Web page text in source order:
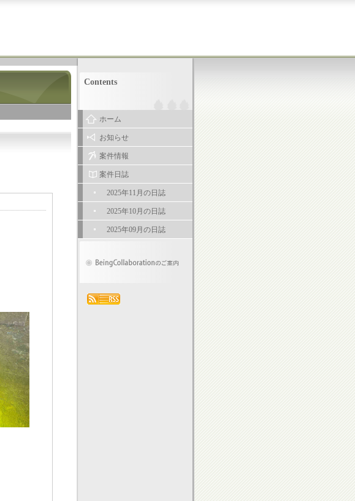
Contents
ホーム
お知らせ
案件情報
案件日誌
2025年11月の日誌
2025年10月の日誌
2025年09月の日誌